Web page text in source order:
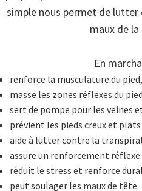
simple nous permet de
maux de
En
renforce la musculature du
masse les zones réflexes du pied
sert de pompe pour les veines
prévient les pieds creux et
aide à lutter contre la
assure un renforcement
réduit le stress et renforce
peut soulager les maux de tête